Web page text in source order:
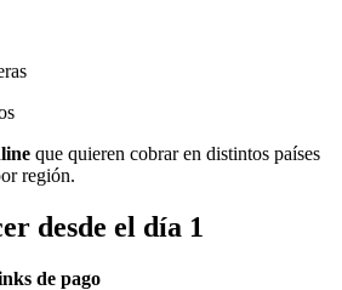
que quieren cobrar en distintos países
región.
desde el día 1
de pago